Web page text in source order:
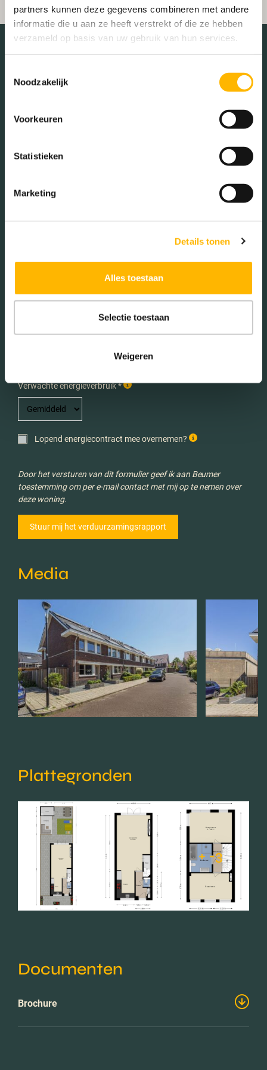
partners kunnen deze gegevens combineren met andere
informatie die u aan ze heeft verstrekt of die ze hebben
verzameld op basis van uw gebruik van hun services.
Noodzakelijk
Voorkeuren
Statistieken
Marketing
Details tonen
Alles toestaan
Selectie toestaan
Weigeren
Schaduwwijzer
Energieverbruik en
jouw verwachte energieverbruik en verduurzamingstips op
Aantal personen in huishouden *
Verwachte energieverbruik *
Lopend energiecontract mee overnemen?
Door het versturen van dit formulier geef ik aan Beumer
toestemming om per e-mail contact met mij op te nemen over
deze woning.
Media
Plattegronden
+ -3
Documenten
Brochure